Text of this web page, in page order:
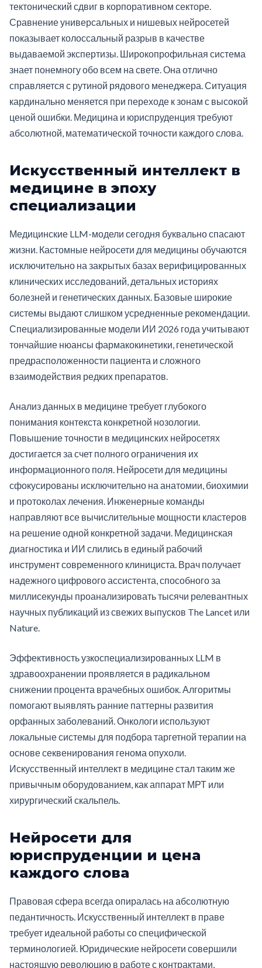
тектонический сдвиг в корпоративном секторе.
Сравнение универсальных и нишевых нейросетей
показывает колоссальный разрыв в качестве
выдаваемой экспертизы. Широкопрофильная система
знает понемногу обо всем на свете. Она отлично
справляется с рутиной рядового менеджера. Ситуация
кардинально меняется при переходе к зонам с высокой
ценой ошибки. Медицина и юриспруденция требуют
абсолютной, математической точности каждого слова.
Искусственный интеллект в
медицине в эпоху
специализации
Медицинские LLM-модели сегодня буквально спасают
жизни. Кастомные нейросети для медицины обучаются
исключительно на закрытых базах верифицированных
клинических исследований, детальных историях
болезней и генетических данных. Базовые широкие
системы выдают слишком усредненные рекомендации.
Специализированные модели ИИ 2026 года учитывают
тончайшие нюансы фармакокинетики, генетической
предрасположенности пациента и сложного
взаимодействия редких препаратов.
Анализ данных в медицине требует глубокого
понимания контекста конкретной нозологии.
Повышение точности в медицинских нейросетях
достигается за счет полного ограничения их
информационного поля. Нейросети для медицины
сфокусированы исключительно на анатомии, биохимии
и протоколах лечения. Инженерные команды
направляют все вычислительные мощности кластеров
на решение одной конкретной задачи. Медицинская
диагностика и ИИ слились в единый рабочий
инструмент современного клинициста. Врач получает
надежного цифрового ассистента, способного за
миллисекунды проанализировать тысячи релевантных
научных публикаций из свежих выпусков The Lancet или
Nature.
Эффективность узкоспециализированных LLM в
здравоохранении проявляется в радикальном
снижении процента врачебных ошибок. Алгоритмы
помогают выявлять ранние паттерны развития
орфанных заболеваний. Онкологи используют
локальные системы для подбора таргетной терапии на
основе секвенирования генома опухоли.
Искусственный интеллект в медицине стал таким же
привычным оборудованием, как аппарат МРТ или
хирургический скальпель.
Нейросети для
юриспруденции и цена
каждого слова
Правовая сфера всегда опиралась на абсолютную
педантичность. Искусственный интеллект в праве
требует идеальной работы со специфической
терминологией. Юридические нейросети совершили
настоящую революцию в работе с контрактами,